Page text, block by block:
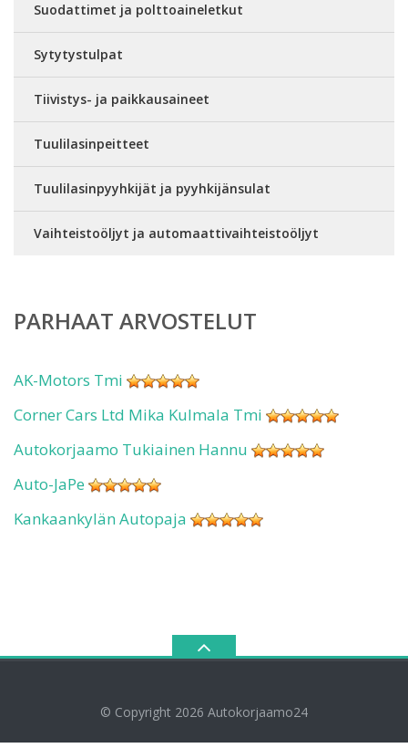
Suodattimet ja polttoaineletkut
Sytytystulpat
Tiivistys- ja paikkausaineet
Tuulilasinpeitteet
Tuulilasinpyyhkijät ja pyyhkijänsulat
Vaihteistoöljyt ja automaattivaihteistoöljyt
PARHAAT ARVOSTELUT
AK-Motors Tmi
Corner Cars Ltd Mika Kulmala Tmi
Autokorjaamo Tukiainen Hannu
Auto-JaPe
Kankaankylän Autopaja
© Copyright 2026 Autokorjaamo24